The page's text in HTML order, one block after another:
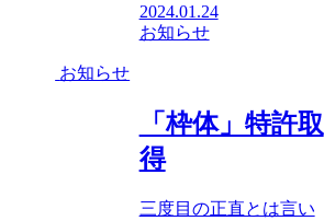
2024.01.24
お知らせ
お知らせ
「枠体」特許取
得
三度目の正直とは言い